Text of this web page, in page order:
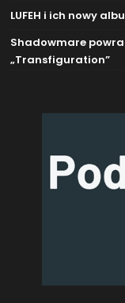
LUFEH i ich nowy
Shadowmare
„Transfiguration”